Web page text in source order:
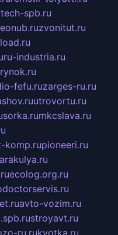
spb.ru
zvonitut.ru
ru-industria.ru
fefu.ruzarges-ru.ru
utrovortu.ru
mkcslava.ru
komp.rupioneeri.ru
ecolog.org.ru
avto-vozim.ru
stroyavt.ru